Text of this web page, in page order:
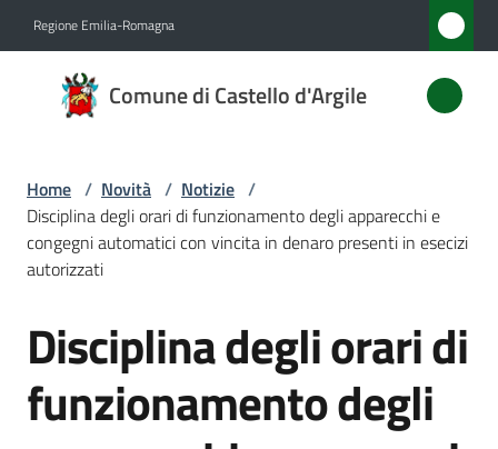
Regione Emilia-Romagna
Comune di Castello d'Argile
Comune
di
d'Argile
Amministrazione
Novità
Menu selezionato
Servizi
Home / Novità / Notizie /
Disciplina degli orari di funzionamento degli apparecchi e
congegni automatici con vincita in denaro presenti in esecizi
autorizzati
Salta al contenuto
Disciplina degli orari di
funzionamento degli